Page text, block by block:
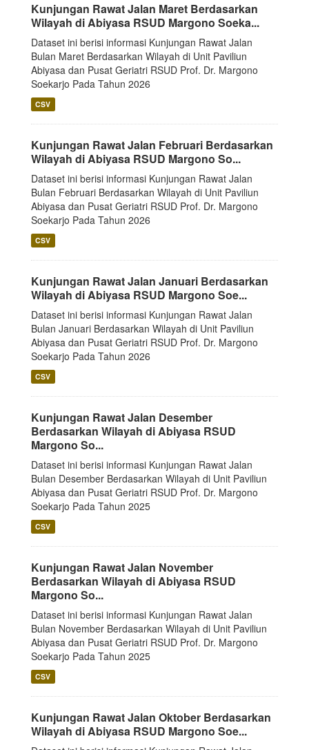
Kunjungan Rawat Jalan Maret Berdasarkan
Wilayah di Abiyasa RSUD Margono Soeka...
Dataset ini berisi informasi Kunjungan Rawat Jalan
Bulan Maret Berdasarkan Wilayah di Unit Paviliun
Abiyasa dan Pusat Geriatri RSUD Prof. Dr. Margono
Soekarjo Pada Tahun 2026
CSV
Kunjungan Rawat Jalan Februari Berdasarkan
Wilayah di Abiyasa RSUD Margono So...
Dataset ini berisi informasi Kunjungan Rawat Jalan
Bulan Februari Berdasarkan Wilayah di Unit Paviliun
Abiyasa dan Pusat Geriatri RSUD Prof. Dr. Margono
Soekarjo Pada Tahun 2026
CSV
Kunjungan Rawat Jalan Januari Berdasarkan
Wilayah di Abiyasa RSUD Margono Soe...
Dataset ini berisi informasi Kunjungan Rawat Jalan
Bulan Januari Berdasarkan Wilayah di Unit Paviliun
Abiyasa dan Pusat Geriatri RSUD Prof. Dr. Margono
Soekarjo Pada Tahun 2026
CSV
Kunjungan Rawat Jalan Desember
Berdasarkan Wilayah di Abiyasa RSUD
Margono So...
Dataset ini berisi informasi Kunjungan Rawat Jalan
Bulan Desember Berdasarkan Wilayah di Unit Paviliun
Abiyasa dan Pusat Geriatri RSUD Prof. Dr. Margono
Soekarjo Pada Tahun 2025
CSV
Kunjungan Rawat Jalan November
Berdasarkan Wilayah di Abiyasa RSUD
Margono So...
Dataset ini berisi informasi Kunjungan Rawat Jalan
Bulan November Berdasarkan Wilayah di Unit Paviliun
Abiyasa dan Pusat Geriatri RSUD Prof. Dr. Margono
Soekarjo Pada Tahun 2025
CSV
Kunjungan Rawat Jalan Oktober Berdasarkan
Wilayah di Abiyasa RSUD Margono Soe...